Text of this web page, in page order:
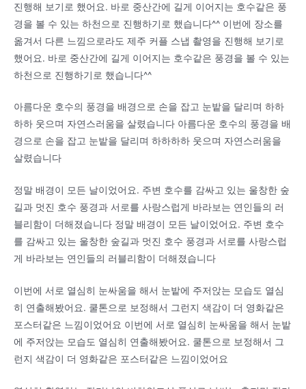
진행해 보기로 했어요. 바로 중산간에 길게 이어지는 호수같은 풍
경을 볼 수 있는 하천으로 진행하기로 했습니다^^ 이번에 장소를
옮겨서 다른 느낌으로라도 제주 커플 스냅 촬영을 진행해 보기로
했어요. 바로 중산간에 길게 이어지는 호수같은 풍경을 볼 수 있는
하천으로 진행하기로 했습니다^^
아름다운 호수의 풍경을 배경으로 손을 잡고 눈밭을 달리며 하하
하하 웃으며 자연스러움을 살렸습니다 아름다운 호수의 풍경을 배
경으로 손을 잡고 눈밭을 달리며 하하하하 웃으며 자연스러움을
살렸습니다
정말 배경이 모든 날이었어요. 주변 호수를 감싸고 있는 울창한 숲
길과 멋진 호수 풍경과 서로를 사랑스럽게 바라보는 연인들의 러
블리함이 더해졌습니다 정말 배경이 모든 날이었어요. 주변 호수
를 감싸고 있는 울창한 숲길과 멋진 호수 풍경과 서로를 사랑스럽
게 바라보는 연인들의 러블리함이 더해졌습니다
이번에 서로 열심히 눈싸움을 해서 눈밭에 주저앉는 모습도 열심
히 연출해봤어요. 쿨톤으로 보정해서 그런지 색감이 더 영화같은
포스터같은 느낌이었어요 이번에 서로 열심히 눈싸움을 해서 눈밭
에 주저앉는 모습도 열심히 연출해봤어요. 쿨톤으로 보정해서 그
런지 색감이 더 영화같은 포스터같은 느낌이었어요